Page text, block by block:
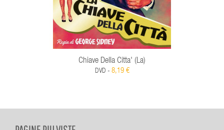
Chiave Della Citta' (La)
DVD - 8,19 €